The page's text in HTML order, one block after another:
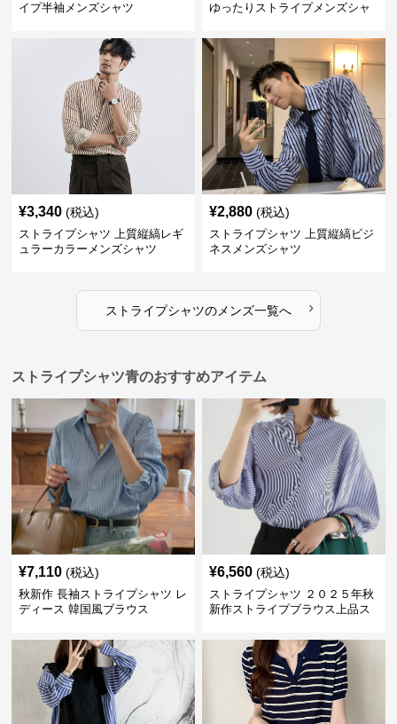
イプ半袖メンズシャツ
ゆったりストライプメンズシャ
¥3,340 (税込)
ストライプシャツ 上質縦縞レギ
ュラーカラーメンズシャツ
¥2,880 (税込)
ストライプシャツ 上質縦縞ビジ
ネスメンズシャツ
ストライプシャツのメンズ一覧へ ›
ストライプシャツ青のおすすめアイテム
¥7,110 (税込)
秋新作 長袖ストライプシャツ レ
ディース 韓国風ブラウス
¥6,560 (税込)
ストライプシャツ ２０２５年秋
新作ストライプブラウス上品ス